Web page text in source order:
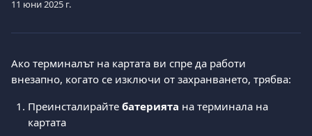
11 юни 2025 г.
Ако терминалът на картата ви спре да работи
внезапно, когато се изключи от захранването, трябва:
Преинсталирайте батерията на терминала на
картата